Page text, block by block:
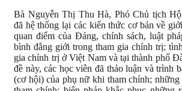
Bà Nguyễn Thị Thu Hà, Phó Chủ tịch
đã hệ thống lại các kiến thức cơ bản về
quan điểm của Đảng, chính sách, luật
bình đẳng giới trong tham gia chính trị;
gia chính trị ở Việt Nam và tại thành phố
đề này, các học viên đã thảo luận và trình
(cơ hội) của phụ nữ khi tham chính;